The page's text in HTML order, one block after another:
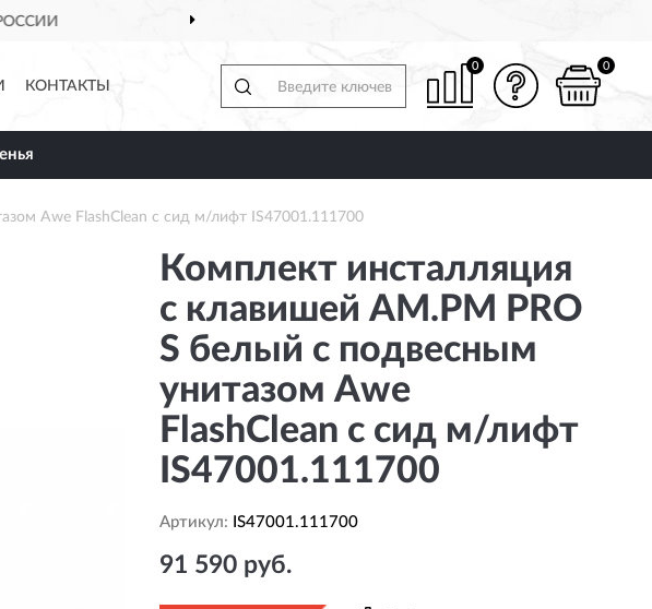
ПО ВСЕЙ РОССИИ
КОНТАКТЫ
0 0
Awe FlashClean с сид м/лифт IS47001.111700
Комплект инсталляция
с клавишей AM.PM PRO
S белый с подвесным
унитазом Awe
FlashClean с сид м/лифт
IS47001.111700
Артикул: IS47001.111700
91 590 руб.